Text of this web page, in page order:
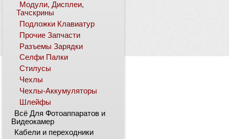
Модули, Дисплеи,
Тачскрины
Подложки Клавиатур
Прочие Запчасти
Разъемы Зарядки
Селфи Палки
Стилусы
Чехлы
Чехлы-Аккумуляторы
Шлейфы
Всё Для Фотоаппаратов и
Видеокамер
Кабели и переходники